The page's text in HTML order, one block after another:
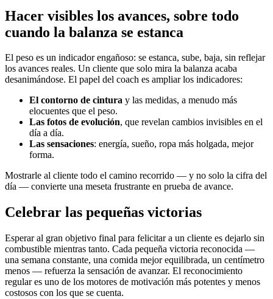
Hacer visibles los avances, sobre todo
cuando la balanza se estanca
El peso es un indicador engañoso: se estanca, sube, baja, sin reflejar
los avances reales. Un cliente que solo mira la balanza acaba
desanimándose. El papel del coach es ampliar los indicadores:
El contorno de cintura y las medidas, a menudo más
elocuentes que el peso.
Las fotos de evolución, que revelan cambios invisibles en el
día a día.
Las sensaciones: energía, sueño, ropa más holgada, mejor
forma.
Mostrarle al cliente todo el camino recorrido — y no solo la cifra del
día — convierte una meseta frustrante en prueba de avance.
Celebrar las pequeñas victorias
Esperar al gran objetivo final para felicitar a un cliente es dejarlo sin
combustible mientras tanto. Cada pequeña victoria reconocida —
una semana constante, una comida mejor equilibrada, un centímetro
menos — refuerza la sensación de avanzar. El reconocimiento
regular es uno de los motores de motivación más potentes y menos
costosos con los que se cuenta.